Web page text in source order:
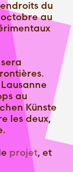
du
octobre au
au
Künste
les deux,
projet, et